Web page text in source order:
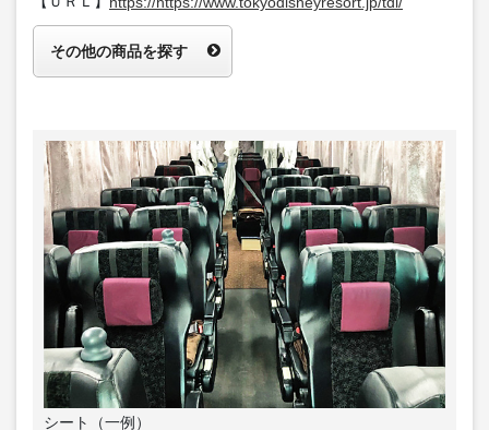
その他の商品を探す
シート（一例）